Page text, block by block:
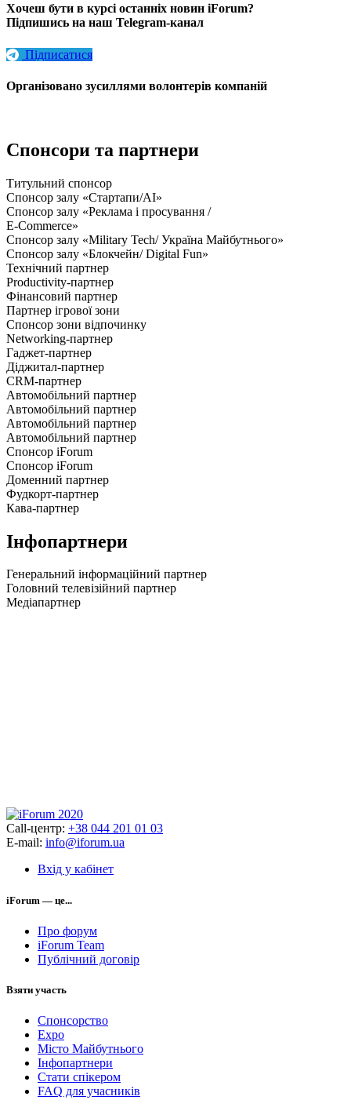
Хочеш бути в курсі останніх новин iForum?
Підпишись на наш Telegram-канал
Підписатися
Організовано зусиллями волонтерів компаній
Спонсори та партнери
Титульний спонсор
Спонсор залу «Стартапи/AI»
Спонсор залу «Реклама і просування /
E-Commerce»
Спонсор залу «Military Tech/ Україна Майбутнього»
Спонсор залу «Блокчейн/ Digital Fun»
Технічний партнер
Productivity-партнер
Фінансовий партнер
Партнер ігрової зони
Спонсор зони відпочинку
Networking-партнер
Гаджет-партнер
Діджитал-партнер
CRM-партнер
Автомобільний партнер
Автомобільний партнер
Автомобільний партнер
Автомобільний партнер
Спонсор iForum
Спонсор iForum
Доменний партнер
Фудкорт-партнер
Кава-партнер
Інфопартнери
Генеральний інформаційний партнер
Головний телевізійний партнер
Медіапартнер
Call-центр: +38 044 201 01 03
E-mail: info@iforum.ua
Вхід у кабінет
iForum — це...
Про форум
iForum Team
Публічний договір
Взяти участь
Спонсорство
Expo
Місто Майбутнього
Інфопартнери
Стати спікером
FAQ для учасників